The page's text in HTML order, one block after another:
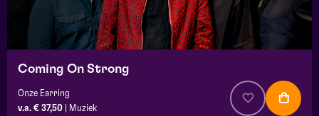
Coming On Strong
Onze Earring
v.a. € 37,50
Muziek